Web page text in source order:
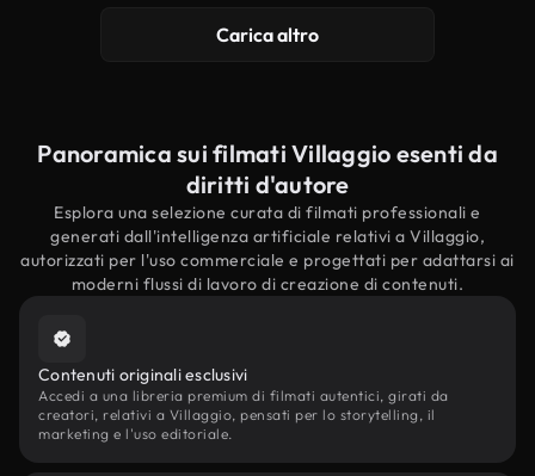
Carica altro
Panoramica sui filmati Villaggio esenti da
diritti d'autore
Esplora una selezione curata di filmati professionali e
generati dall'intelligenza artificiale relativi a Villaggio,
autorizzati per l'uso commerciale e progettati per adattarsi ai
moderni flussi di lavoro di creazione di contenuti.
Contenuti originali esclusivi
Accedi a una libreria premium di filmati autentici, girati da
creatori, relativi a Villaggio, pensati per lo storytelling, il
marketing e l'uso editoriale.